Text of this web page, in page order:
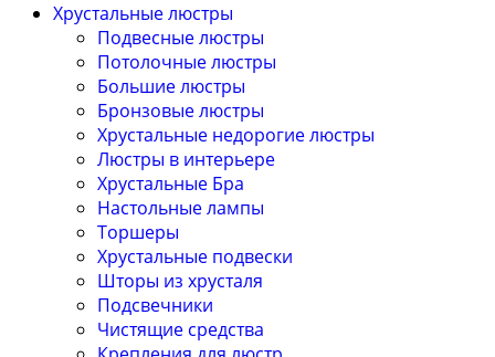
Хрустальные люстры
Подвесные люстры
Потолочные люстры
Большие люстры
Бронзовые люстры
Хрустальные недорогие люстры
Люстры в интерьере
Хрустальные Бра
Настольные лампы
Торшеры
Хрустальные подвески
Шторы из хрусталя
Подсвечники
Чистящие средства